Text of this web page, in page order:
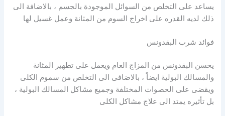
يساعد على التخلص من السوائل الموجودة بالجسم ، بالاضافة الى
ذلك لديه القدره على اخراج السوم من المثانة وعمل غسيل لها
فوائد شرب البقدونس
يحسن البقدونس من المزاج العام ويعمل على تطهير المثانة
والمسالك البولية ايضاً ، بالاضافى الى التخلص من سموم الكلى
ويقضى على الحصوات المختلفة وجميع مشاكل المسالك البولية ،
بل تأثيره يمتد الى علاج مشاكل الكلى